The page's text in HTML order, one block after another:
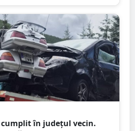
cumplit în județul vecin.